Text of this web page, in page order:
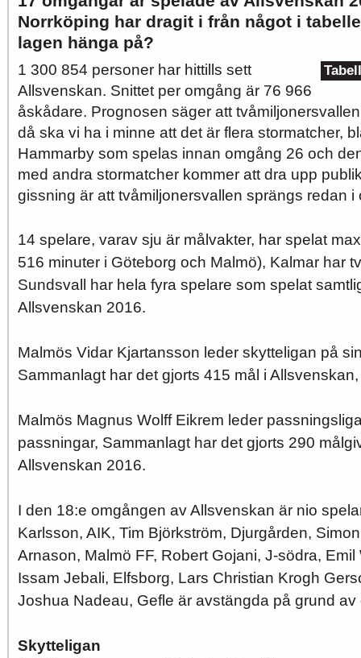
Norrköping har dragit i från något i
lagen hänga på?
1 300 854 personer har hittills sett
Allsvenskan. Snittet per omgång är 76 966
åskådare. Prognosen säger att
då ska vi ha i minne att det är flera stormatcher,
Hammarby som spelas innan omgång 26 och
med andra stormatcher kommer att dra upp
gissning är att tvåmiljonersvallen sprängs redan i
14 spelare, varav sju är målvakter, har spelat
516 minuter i Göteborg och Malmö), Kalmar har
Sundsvall har hela fyra spelare som spelat
Allsvenskan 2016.
Malmös Vidar Kjartansson leder skytteligan på
Sammanlagt har det gjorts 415 mål i
Malmös Magnus Wolff Eikrem leder
passningar, Sammanlagt har det gjorts 290
Allsvenskan 2016.
I den 18:e omgången av Allsvenskan är nio
Karlsson, AIK, Tim Björkström, Djurgården,
Arnason, Malmö FF, Robert Gojani, J-södra,
Issam Jebali, Elfsborg, Lars Christian Krogh
Joshua Nadeau, Gefle är avstängda på grund av
Skytteligan